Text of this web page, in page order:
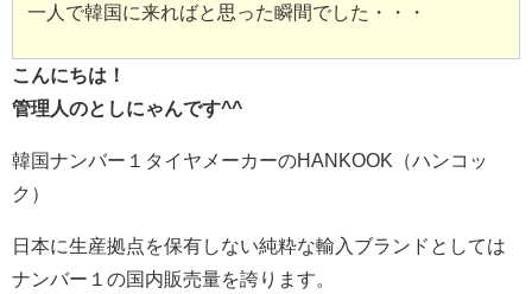
一人で韓国に来ればと思った瞬間でした・・・
こんにちは！
管理人のとしにゃんです^^
韓国ナンバー１タイヤメーカーのHANKOOK（ハンコッ
ク）
日本に生産拠点を保有しない純粋な輸入ブランドとしては
ナンバー１の国内販売量を誇ります。